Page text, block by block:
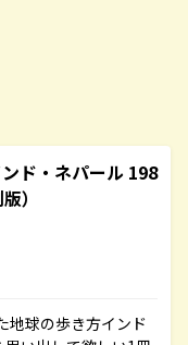
ド・ネパール 198
）
地球の歩き方インド